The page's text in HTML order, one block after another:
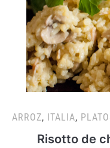
ARROZ, ITALIA,
Risotto de